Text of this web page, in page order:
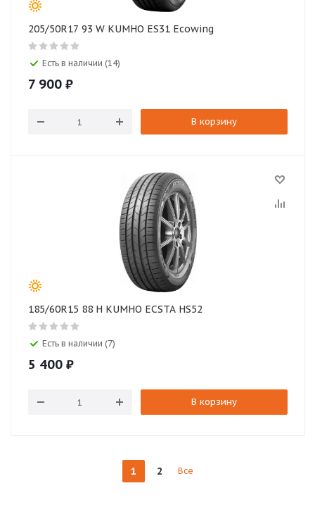
205/50R17 93 W KUMHO ES31 Ecowing
Есть в наличии (14)
7 900 ₽
В корзину
185/60R15 88 H KUMHO ECSTA HS52
Есть в наличии (7)
5 400 ₽
В корзину
1 2 Все